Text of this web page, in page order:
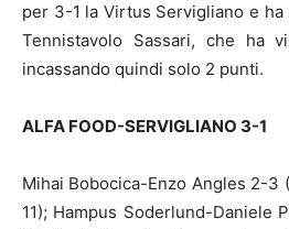
per 3-1 la Virtus Servigliano e
Tennistavolo Sassari, che ha
incassando quindi solo 2 punti.
ALFA FOOD-SERVIGLIANO 3-1
Mihai Bobocica-Enzo Angles 2-3
11); Hampus Soderlund-Daniele